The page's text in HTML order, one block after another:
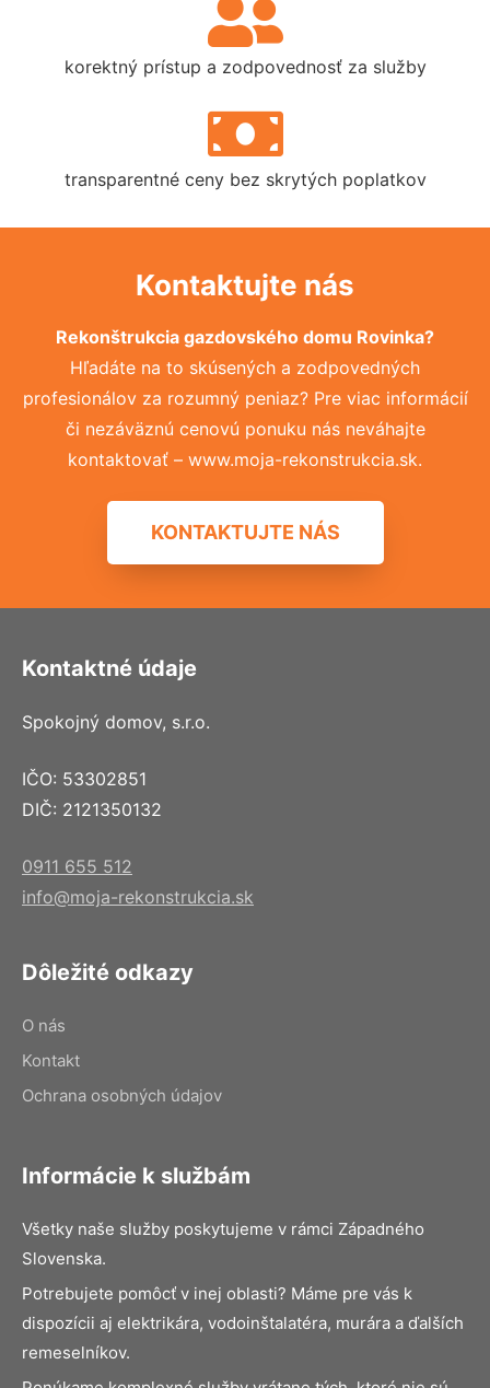
korektný prístup a zodpovednosť za služby
transparentné ceny bez skrytých poplatkov
Kontaktujte nás
Rekonštrukcia gazdovského domu Rovinka?
Hľadáte na to skúsených a zodpovedných
profesionálov za rozumný peniaz? Pre viac informácií
či nezáväznú cenovú ponuku nás neváhajte
kontaktovať – www.moja-rekonstrukcia.sk.
KONTAKTUJTE NÁS
Kontaktné údaje
Spokojný domov, s.r.o.
IČO: 53302851
DIČ: 2121350132
0911 655 512
info@moja-rekonstrukcia.sk
Dôležité odkazy
O nás
Kontakt
Ochrana osobných údajov
Informácie k službám
Všetky naše služby poskytujeme v rámci Západného
Slovenska.
Potrebujete pomôcť v inej oblasti? Máme pre vás k
dispozícii aj elektrikára, vodoinštalatéra, murára a ďalších
remeselníkov.